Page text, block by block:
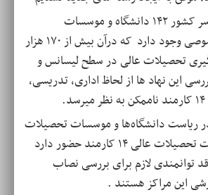
به باور وی، در سراسر کشور ۱۴۲ دانشگاه و موسسات
تحصیلات عالی خصوصی وجود دارد که درآن بیش از ۱۷۰ هزار
تحصیلات عالی در سطح لیسانس و
این نهاد ها از لحاظ اداری، تدریسی،
دانشگاه‌ها و موسسات تحصیلات
عالی خصوصی وزارت تحصیلات عالی ۱۴ کارمند حضور دارد
توانمندی لازم برای بررسی نصاب
این مراکز هستند .